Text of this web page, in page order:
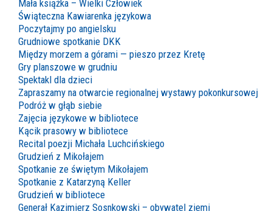
Mała książka – Wielki Człowiek
Świąteczna Kawiarenka językowa
Poczytajmy po angielsku
Grudniowe spotkanie DKK
Między morzem a górami — pieszo przez Kretę
Gry planszowe w grudniu
Spektakl dla dzieci
Zapraszamy na otwarcie regionalnej wystawy pokonkursowej
Podróż w głąb siebie
Zajęcia językowe w bibliotece
Kącik prasowy w bibliotece
Recital poezji Michała Luchcińskiego
Grudzień z Mikołajem
Spotkanie ze świętym Mikołajem
Spotkanie z Katarzyną Keller
Grudzień w bibliotece
Generał Kazimierz Sosnkowski – obywatel ziemi